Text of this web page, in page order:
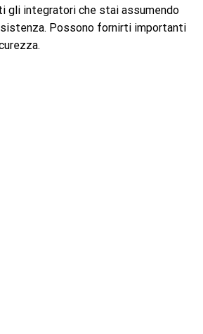
gli integratori che stai assumendo
Possono fornirti importanti